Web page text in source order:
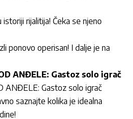
rijalitija! Čeka se njeno
ponovo operisan! I dalje je na
ANĐELE: Gastoz solo igrač
ANĐELE: Gastoz solo igrač
saznajte kolika je idealna